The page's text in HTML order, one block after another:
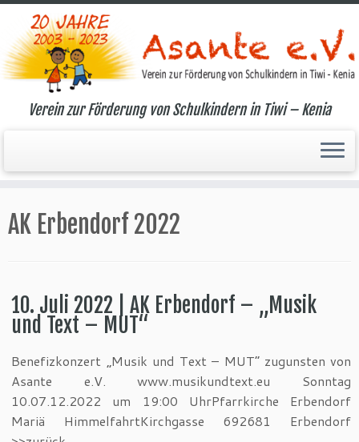
Inhalt
springen
Verein zur Förderung von Schulkindern in Tiwi – Kenia
AK Erbendorf 2022
10. Juli 2022 | AK Erbendorf – „Musik
und Text – MUT“
Benefizkonzert „Musik und Text – MUT“ zugunsten von
Asante e.V. www.musikundtext.eu Sonntag
10.07.12.2022 um 19:00 UhrPfarrkirche Erbendorf
Mariä HimmelfahrtKirchgasse 692681 Erbendorf